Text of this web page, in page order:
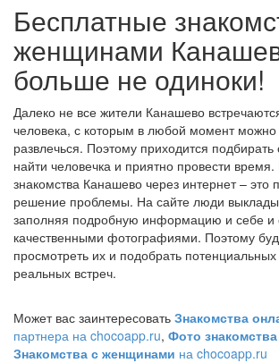
Бесплатные
женщинами
больше не одиноки!
Далеко не все жители Канашево
человека, с которым в любой момент можно
развлечься. Поэтому приходится
найти человечка и приятно провести
знакомства Канашево через интернет – это
решение проблемы. На сайте люди
заполняя подробную информацию и себе и
качественными фотографиями. Поэтому
просмотреть их и подобрать
реальных встреч.
Может вас заинтересовать Знакомства
партнера на chocoapp.ru, Фото знакомства
Знакомства с женщинами на chocoapp.ru